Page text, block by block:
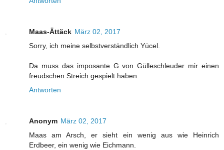
Maas-Ättäck März 02, 2017
Sorry, ich meine selbstverständlich Yücel.
Da muss das imposante G von Gülleschleuder mir einen
freudschen Streich gespielt haben.
Antworten
Anonym März 02, 2017
Maas am Arsch, er sieht ein wenig aus wie Heinrich
Erdbeer, ein wenig wie Eichmann.